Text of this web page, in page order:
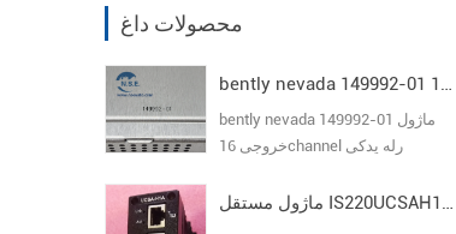
محصولات داغ
bently nevada 149992-01 ماژول خروجی 16channel رله یدکی
bently nevada 149992-01 ماژول
خروجی 16channel رله یدکی
ماژول مستقل IS220UCSAH1A I/O Pack مدل VI